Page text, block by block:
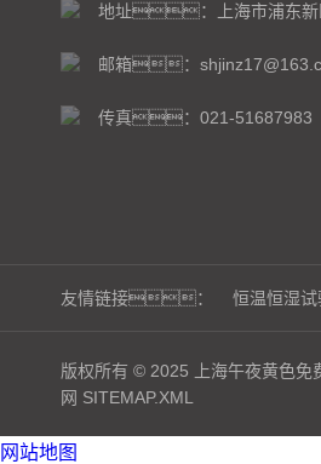
地址：上海市浦东新
邮箱：
传真：021-51687983
友情链接： 恒温恒湿试
版权所有 © 2025 上海午夜黄色免
网 SITEMAP.XML
网站地图